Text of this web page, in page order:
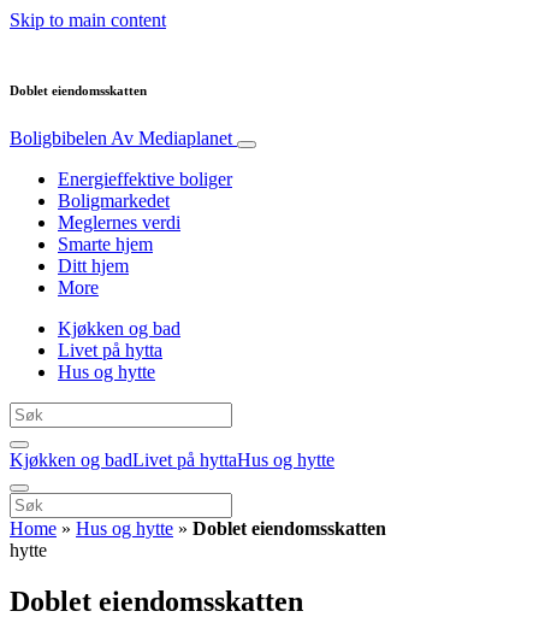
Skip to main content
Doblet eiendomsskatten
Boligbibelen Av Mediaplanet
Energieffektive boliger
Boligmarkedet
Meglernes verdi
Smarte hjem
Ditt hjem
More
Kjøkken og bad
Livet på hytta
Hus og hytte
Kjøkken og badLivet på hyttaHus og hytte
Home » Hus og hytte » Doblet eiendomsskatten
hytte
Doblet eiendomsskatten